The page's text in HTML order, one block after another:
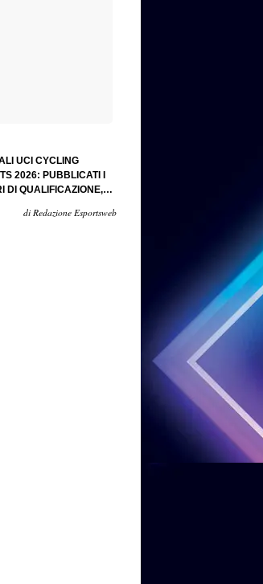
UCI CYCLING
2026: PUBBLICATI I
DI QUALIFICAZIONE,
di Redazione Esportsweb